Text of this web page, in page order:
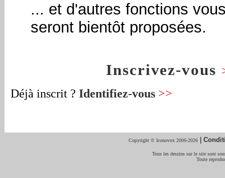
... et d'autres fonctions
seront bientôt proposées.
Inscrivez-vous
Déjà inscrit ? Identifiez-vous >>
Copyright © Iconovox 2006-2026 |
Tous les dessins sur le site sont
Toute